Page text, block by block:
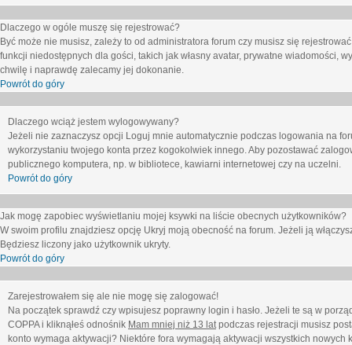
Dlaczego w ogóle muszę się rejestrować?
Być może nie musisz, zależy to od administratora forum czy musisz się
funkcji niedostępnych dla gości, takich jak własny avatar, prywatne wiadomości,
chwilę i naprawdę zalecamy jej dokonanie.
Powrót do góry
Dlaczego wciąż jestem wylogowywany?
Jeżeli nie zaznaczysz opcji Loguj mnie automatycznie podczas logowania na
wykorzystaniu twojego konta przez kogokolwiek innego. Aby pozostawać
publicznego komputera, np. w bibliotece, kawiarni internetowej czy na uczelni.
Powrót do góry
Jak mogę zapobiec wyświetlaniu mojej ksywki na liście obecnych użytkowników?
W swoim profilu znajdziesz opcję Ukryj moją obecność na forum. Jeżeli ją
Będziesz liczony jako użytkownik ukryty.
Powrót do góry
Zarejestrowałem się ale nie mogę się zalogować!
Na początek sprawdź czy wpisujesz poprawny login i hasło. Jeżeli te są w
COPPA i kliknąłeś odnośnik Mam mniej niż 13 latpodczas rejestracji musisz
konto wymaga aktywacji? Niektóre fora wymagają aktywacji wszystkich